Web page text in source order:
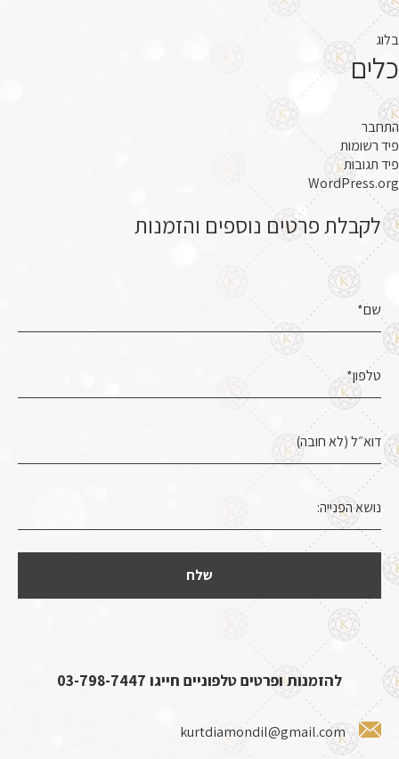
בלוג
כלים
התחבר
פיד רשומות
פיד תגובות
WordPress.org
לקבלת פרטים נוספים והזמנות
להזמנות ופרטים טלפוניים חייגו 03-798-7447
kurtdiamondil@gmail.com